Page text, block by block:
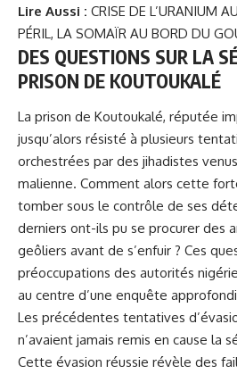
Lire Aussi : CRISE DE L’URANIUM
PÉRIL, LA SOMAÏR AU BORD DU
DES QUESTIONS SUR LA
PRISON DE KOUTOUKALÉ
La prison de Koutoukalé, réputée
jusqu’alors résisté à plusieurs
orchestrées par des jihadistes
malienne. Comment alors cette
tomber sous le contrôle de ses
derniers ont-ils pu se procurer des
geôliers avant de s’enfuir ? Ces
préoccupations des autorités
au centre d’une enquête
Les précédentes tentatives
n’avaient jamais remis en cause la
Cette évasion réussie révèle des